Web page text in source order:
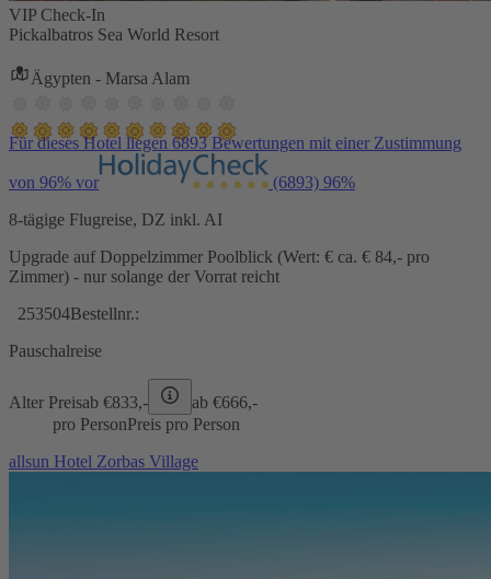
VIP Check-In
Pickalbatros Sea World Resort
Ägypten - Marsa Alam
Für dieses Hotel liegen 6893 Bewertungen mit einer Zustimmung
von 96% vor (6893) 96%
8-tägige Flugreise, DZ inkl. AI
Upgrade auf Doppelzimmer Poolblick (Wert: € ca. € 84,- pro
Zimmer) - nur solange der Vorrat reicht
253504Bestellnr.:
Pauschalreise
Alter Preisab €833,- ab €666,-
pro PersonPreis pro Person
allsun Hotel Zorbas Village